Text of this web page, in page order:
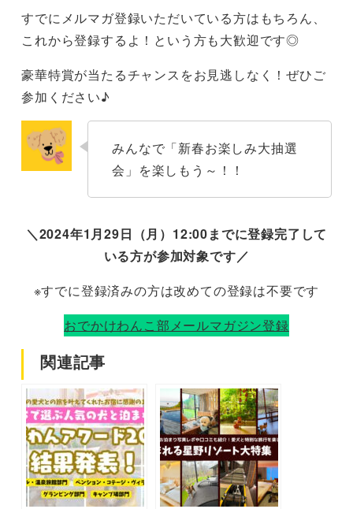
すでにメルマガ登録いただいている方はもちろん、
これから登録するよ！という方も大歓迎です◎
豪華特賞が当たるチャンスをお見逃しなく！ぜひご
参加ください♪
みんなで「新春お楽しみ大抽選
会」を楽しもう～！！
＼2024年1月29日（月）12:00までに登録完了して
いる方が参加対象です／
※すでに登録済みの方は改めての登録は不要です
おでかけわんこ部メールマガジン登録
関連記事